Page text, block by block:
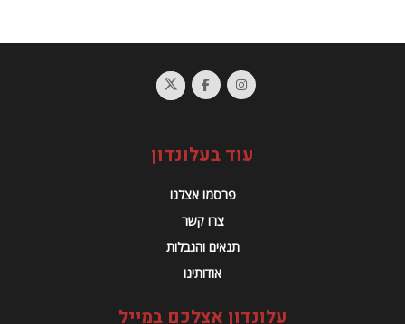
עוד בעלונדון
פרסמו אצלנו
צרו קשר
תנאים והגבלות
אודותינו
עלונדון אצלכם במייל